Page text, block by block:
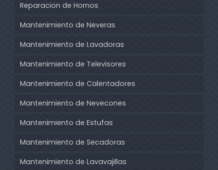
Reparacion de Hornos
Mantenimiento de Neveras
Mantenimiento de Lavadoras
Mantenimiento de Televisores
Mantenimiento de Calentadores
Mantenimiento de Nevecones
Mantenimiento de Estufas
Mantenimiento de Secadoras
Mantenimiento de Lavavajillas